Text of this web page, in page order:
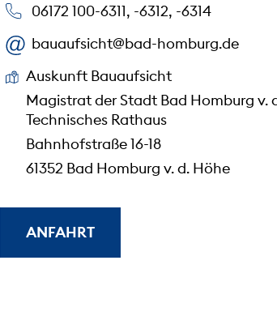
06172 100-6311, -6312, -6314
bauaufsicht@bad-homburg.de
Auskunft Bauaufsicht
Magistrat der Stadt Bad Homburg v.
Technisches Rathaus
Bahnhofstraße 16-18
61352 Bad Homburg v. d. Höhe
ANFAHRT